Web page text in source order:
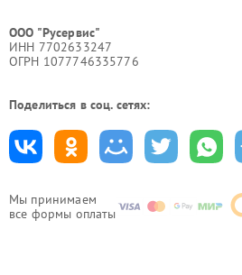
Мы принимаем
все формы оплаты
ООО "Русервис"
ИНН 7702633247
ОГРН 1077746335776
Поделиться в соц. сетях: